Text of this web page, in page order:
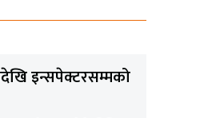
इन्सपेक्टरसम्मको